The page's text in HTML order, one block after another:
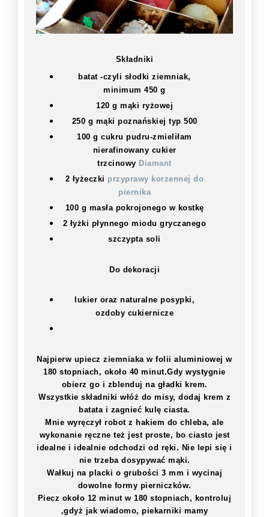
Składniki
batat -czyli słodki ziemniak,
minimum 450 g
120 g mąki ryżowej
250 g mąki poznańskiej typ 500
100 g cukru pudru-zmieliłam
nierafinowany cukier
trzcinowy Diamant
2 łyżeczki przyprawy korzennej do
piernika
100 g masła pokrojonego w kostkę
2 łyżki płynnego miodu gryczanego
szczypta soli
Do dekoracji
lukier oraz naturalne posypki,
ozdoby cukiernicze
Najpierw upiecz ziemniaka w folii aluminiowej w
180 stopniach, około 40 minut.Gdy wystygnie
obierz go i zblenduj na gładki krem.
Wszystkie składniki włóż do misy, dodaj krem z
batata i zagnieć kulę ciasta.
Mnie wyręczył robot z hakiem do chleba, ale
wykonanie ręczne też jest proste, bo ciasto jest
idealne i idealnie odchodzi od ręki. Nie lepi się i
nie trzeba dosypywać mąki.
Wałkuj na placki o grubości 3 mm i wycinaj
dowolne formy pierniczków.
Piecz około 12 minut w 180 stopniach, kontroluj
,gdyż jak wiadomo, piekarniki mamy